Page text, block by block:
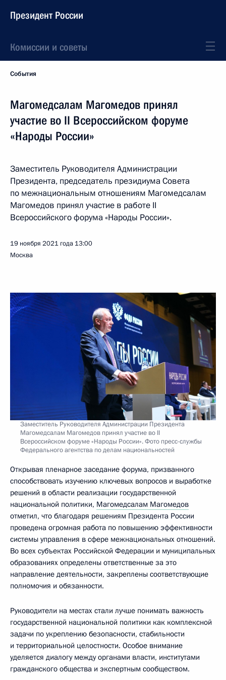
Президент России
Комиссии и советы
События
Магомедсалам Магомедов принял
участие во II Всероссийском форуме
«Народы России»
Заместитель Руководителя Администрации
Президента, председатель президиума Совета
по межнациональным отношениям Магомедсалам
Магомедов принял участие в работе II
Всероссийского форума «Народы России».
19 ноября 2021 года 13:00
Москва
Заместитель Руководителя Администрации Президента
Магомедсалам Магомедов принял участие во II
Всероссийском форуме «Народы России». Фото пресс-службы
Федерального агентства по делам национальностей
Открывая пленарное заседание форума, призванного
способствовать изучению ключевых вопросов и выработке
решений в области реализации государственной
национальной политики, Магомедсалам Магомедов
отметил, что благодаря решениям Президента России
проведена огромная работа по повышению эффективности
системы управления в сфере межнациональных отношений.
Во всех субъектах Российской Федерации и муниципальных
образованиях определены ответственные за это
направление деятельности, закреплены соответствующие
полномочия и обязанности.
Руководители на местах стали лучше понимать важность
государственной национальной политики как комплексной
задачи по укреплению безопасности, стабильности
и территориальной целостности. Особое внимание
уделяется диалогу между органами власти, институтами
гражданского общества и экспертным сообществом.